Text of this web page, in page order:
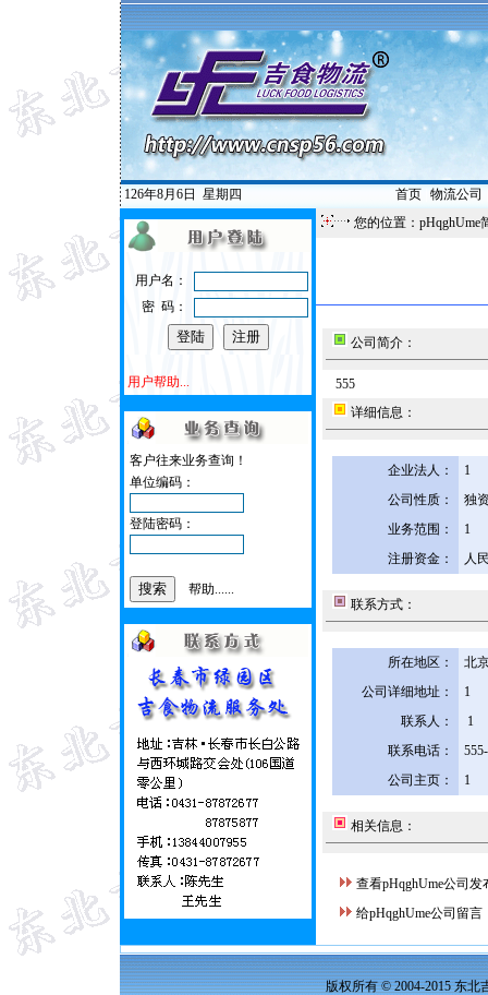
126年8月6日 星期四 首页| 物流公司
用户名：
密 码：
用户帮助...
客户往来业务查询！
单位编码：
登陆密码：
帮助......
您的位置：pHqghUme
公司简介：
555
详细信息：
企业法人：
1
公司性质：
独
业务范围：
1
注册资金：
人
联系方式：
所在地区：
北
公司详细地址：
1
联系人：
1
联系电话：
公司主页：
1
相关信息：
查看pHqghUme公司发
给pHqghUme公司留言
版权所有 © 2004-2015 东北